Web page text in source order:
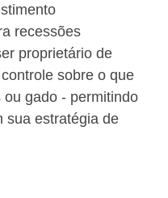
recessões
proprietário de
sobre o que
gado - permitindo
sua estratégia de